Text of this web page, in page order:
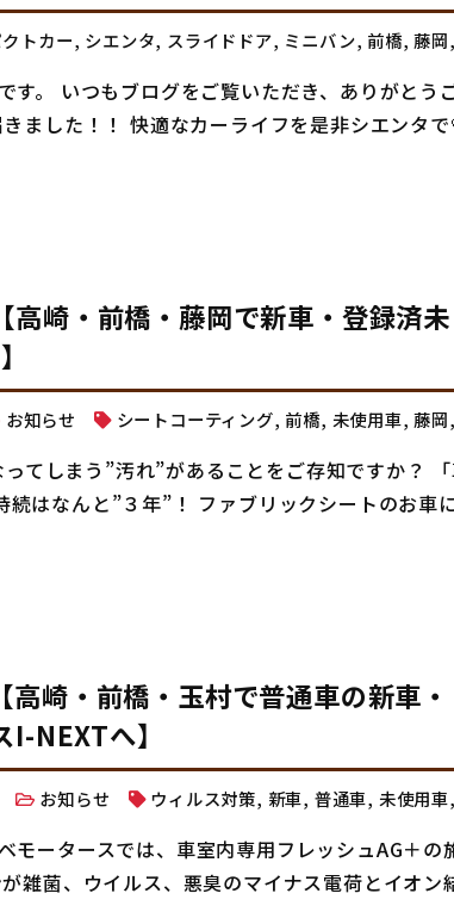
トカー, シエンタ, スライドドア, ミニバン, 前橋,藤岡,
。 いつもブログをご覧いただき、ありがとう
ました！！ 快適なカーライフを是非シエンタで
崎・前橋・藤岡で新車・登録済未
お知らせ シートコーティング, 前橋, 未使用車,藤岡,
てしまう”汚れ”があることをご存知ですか？ 「
はなんと”３年”！ ファブリックシートのお車
崎・前橋・玉村で普通車の新車・
NEXTへ】
お知らせ ウィルス対策, 新車, 普通車, 未使用車,
ータースでは、車室内専用フレッシュAG＋の
雑菌、ウイルス、悪臭のマイナス電荷とイオン